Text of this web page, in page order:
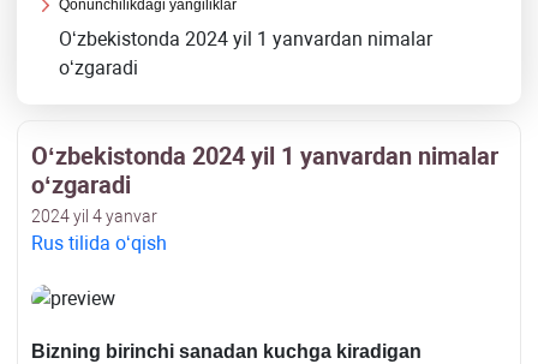
Qonunchilikdagi yangiliklar
Oʻzbekistonda 2024 yil 1 yanvardan nimalar
oʻzgaradi
Oʻzbekistonda 2024 yil 1 yanvardan nimalar
oʻzgaradi
2024 yil 4 yanvar
Rus tilida oʻqish
Bizning birinchi sanadan kuchga kiradigan